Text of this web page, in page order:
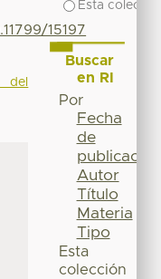
15197
del
Esta
Buscar
en RI
Por
Fecha
de
publicación
Autor
Título
Materia
Tipo
Esta
colección